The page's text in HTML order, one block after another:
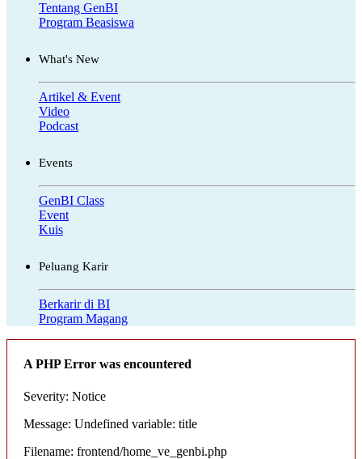
Tentang GenBI
Program Beasiswa
What's New
Artikel & Event
Video
Podcast
Events
GenBI Class
Event
Kuis
Peluang Karir
Berkarir di BI
Program Magang
A PHP Error was encountered
Severity: Notice
Message: Undefined variable: title
Filename: frontend/home_ve_genbi.php